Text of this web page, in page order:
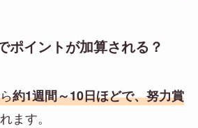
ポイントが加算される？
約1週間～10日ほどで、努力賞
ます。